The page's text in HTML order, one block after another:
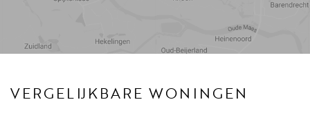
Voorzieningen
VERGELIJKBARE WONINGEN